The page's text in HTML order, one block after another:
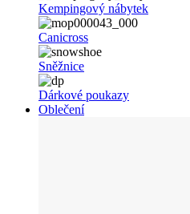
Kempingový nábytek
Canicross
Sněžnice
Dárkové poukazy
Oblečení